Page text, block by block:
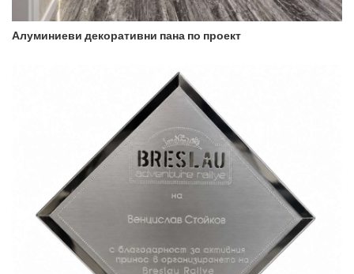
Алуминиеви декоративни пана по проект